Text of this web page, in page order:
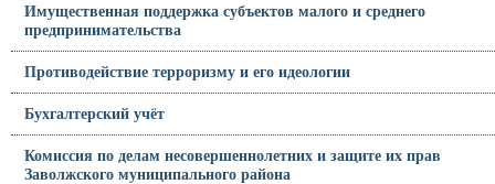
Имущественная поддержка субъектов малого и среднего
предпринимательства
Противодействие терроризму и его идеологии
Бухгалтерский учёт
Комиссия по делам несовершеннолетних и защите их прав
Заволжского муниципального района